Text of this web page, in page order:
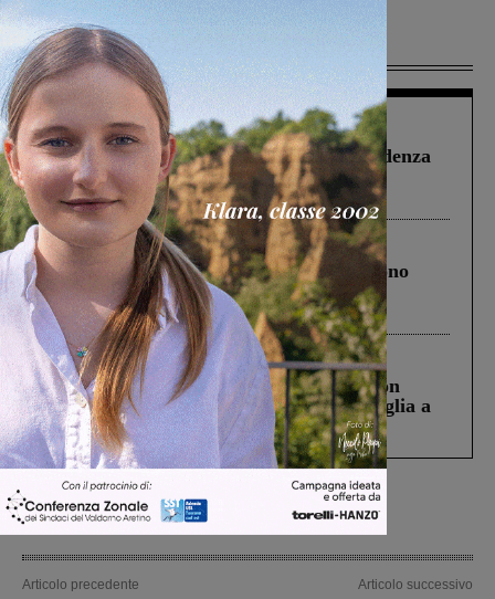
Più lette
Figline Incisa Valdarno 1 Agosto 2026
Piscina di Figline finanziata oltre la scadenza
Pnrr, il gruppo di Fratelli d’Italia: “Un
ringraziamento al Governo”
Cronaca 4 Agosto 2026
Un anno fa la strage in A1 in cui morirono
Gianni, Giulia e Franco. Lo schianto, il
processo, lo stop ai sorpassi fra tir....
Cronaca 3 Agosto 2026
Scomparso da una struttura di Castiglion
Fiorentino l’uomo che aveva ucciso la figlia a
Levane nel 2020
Articolo precedente
Articolo successivo